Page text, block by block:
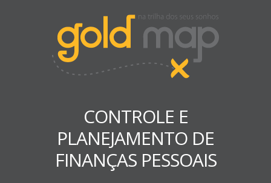
CONTROLE E
PLANEJAMENTO DE
FINANÇAS PESSOAIS